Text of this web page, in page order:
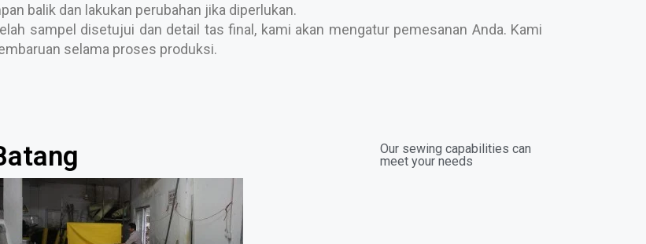
balik dan lakukan perubahan jika diperlukan.
sampel disetujui dan detail tas final, kami akan mengatur pemesanan Anda. Kami
selama proses produksi.
Our sewing capabilities can
meet your needs